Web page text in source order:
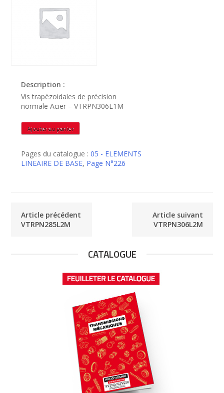
Description :
Vis trapèzoidales de précision
normale Acier – VTRPN306L1M
quantité
de
Ajouter au panier
Pages du catalogue :05 - ELEMENTS
LINEAIRE DE BASE, Page N°226
Article précédent
VTRPN285L2M
Article suivant
VTRPN306L2M
CATALOGUE